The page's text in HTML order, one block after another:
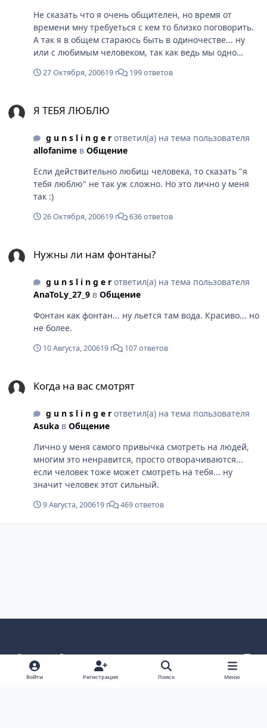
Не сказать что я очень общителен, но время от
времени мну требуеться с кем то близко поговорить.
А так я в общем стараюсь быть в одиночестве... ну
или с любимым человеком, так как ведь мы одно
27 Октября, 200619 г 199 ответов
Я ТЕБЯ ЛЮБЛЮ
g u n s l i n g e rответил(а) на тема пользователя
allofanime в Общение
Если действительно любиш человека, то сказать "я
тебя люблю" не так уж сложно. Но это лично у меня
так :)
26 Октября, 200619 г 636 ответов
Нужны ли нам фонтаны?
g u n s l i n g e rответил(а) на тема пользователя
AnaToLy_27_9 в Общение
Фонтан как фонтан... ну льется там вода. Красиво... но
не более.
10 Августа, 200619 г 107 ответов
Когда на вас смотрят
g u n s l i n g e rответил(а) на тема пользователя
Asuka в Общение
Лично у меня самого привычка смотреть на людей,
многим это ненравится, просто отворачиваются...
если человек тоже может смотреть на тебя... ну
значит человек этот сильный.
9 Августа, 200619 г 469 ответов
Светлый режим
Темный режим
Как в системе
v
k
Политика конфиденциальности
Войти Регистрация Поиск Меню